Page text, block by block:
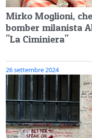
Mirko Moglioni,
bomber milanista
"La Ciminiera"
26 settembre 2024